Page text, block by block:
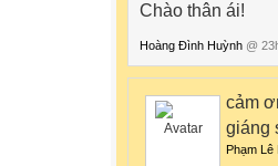
Chào thân ái!
Hoàng Đình Huỳnh @
cảm
giáng
Phạm Lê